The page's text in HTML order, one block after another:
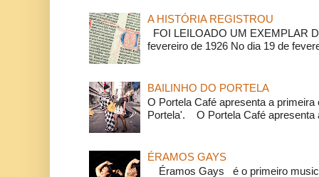
A HISTÓRIA REGISTROU
FOI LEILOADO UM EXEMPLAR
fevereiro de 1926 No dia 19 de
BAILINHO DO PORTELA
O Portela Café apresenta a
Portela'. O Portela Café apresenta
ÉRAMOS GAYS
Éramos Gays é o primeiro